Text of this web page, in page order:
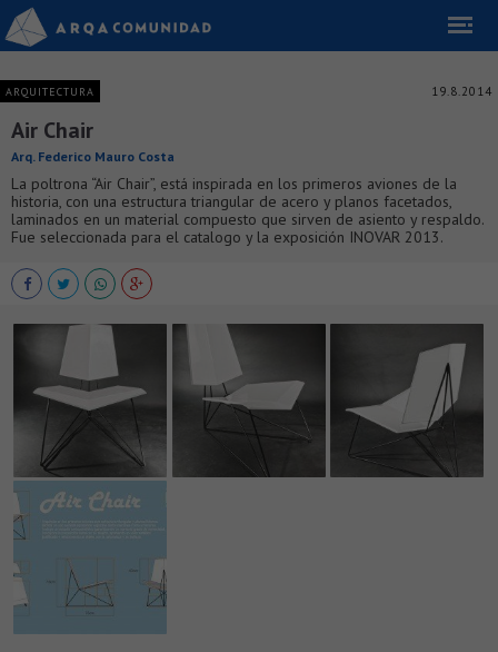
ARQUITECTURA 19.8.2014
Air Chair
Arq. Federico Mauro Costa
La poltrona “Air Chair”, está inspirada en los primeros aviones de la
historia, con una estructura triangular de acero y planos facetados,
laminados en un material compuesto que sirven de asiento y respaldo.
Fue seleccionada para el catalogo y la exposición INOVAR 2013.